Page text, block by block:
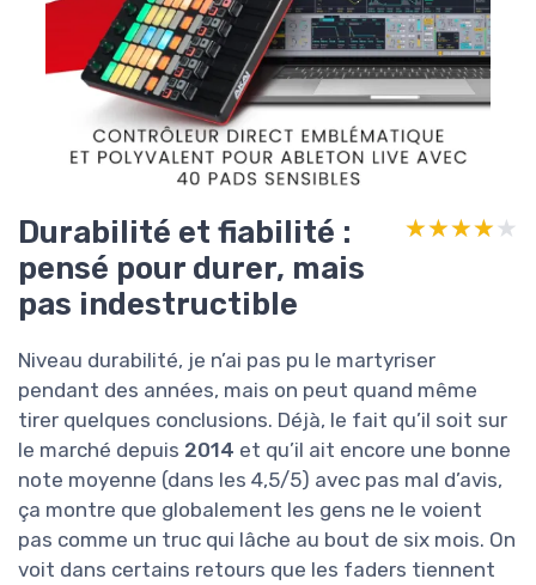
Durabilité et fiabilité :
pensé pour durer, mais
pas indestructible
★★★★★
★★★★★
Niveau durabilité, je n’ai pas pu le martyriser
pendant des années, mais on peut quand même
tirer quelques conclusions. Déjà, le fait qu’il soit sur
le marché depuis 2014 et qu’il ait encore une bonne
note moyenne (dans les 4,5/5) avec pas mal d’avis,
ça montre que globalement les gens ne le voient
pas comme un truc qui lâche au bout de six mois. On
voit dans certains retours que les faders tiennent